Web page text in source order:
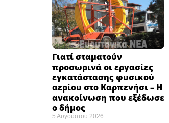
Γιατί σταματούν
προσωρινά οι εργασίες
εγκατάστασης φυσικού
αερίου στο Καρπενήσι – Η
ανακοίνωση που εξέδωσε
ο δήμος
5 Αυγούστου 2026